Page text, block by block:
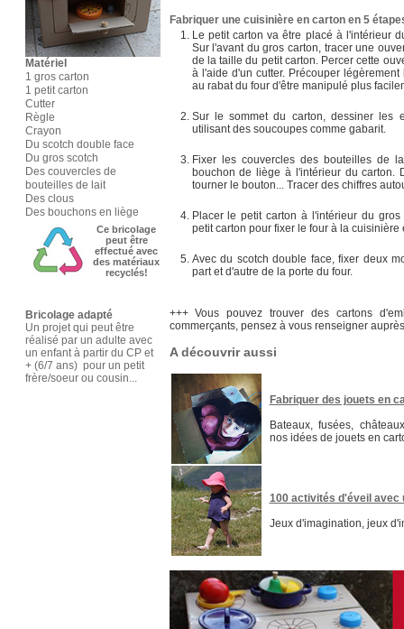
Matériel
1 gros carton
1 petit carton
Cutter
Règle
Crayon
Du scotch double face
Du gros scotch
Des couvercles de
bouteilles de lait
Des clous
Des bouchons en liège
Ce bricolage
peut être
effectué avec
des matériaux
recyclés!
Bricolage adapté
Un projet qui peut être
réalisé par un adulte avec
un enfant à partir du CP et
+ (6/7 ans) pour un petit
frère/soeur ou cousin...
Fabriquer une cuisinière en carton en 5
Le petit carton va être placé à l'intérieur
Sur l'avant du gros carton, tracer une
de la taille du petit carton. Percer cette
à l'aide d'un cutter. Précouper
au rabat du four d'être manipulé plus
Sur le sommet du carton, dessiner les
utilisant des soucoupes comme gabarit.
Fixer les couvercles des bouteilles de
bouchon de liège à l'intérieur du carton.
tourner le bouton... Tracer des chiffres
Placer le petit carton à l'intérieur du
petit carton pour fixer le four à la cuisinière
Avec du scotch double face, fixer deux
part et d'autre de la porte du four.
+++ Vous pouvez trouver des cartons
commerçants, pensez à vous renseigner
A découvrir aussi
Fabriquer des jouets en
Bateaux, fusées,
nos idées de jouets en
100 activités d'éveil avec
Jeux d'imagination, jeux